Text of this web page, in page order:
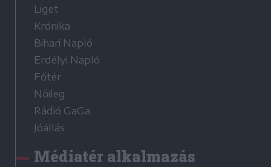
Liget
Krónika
Bihari Napló
Erdélyi Napló
Főtér
Nőileg
Rádió GaGa
Jóállás
Médiatér alkalmazás